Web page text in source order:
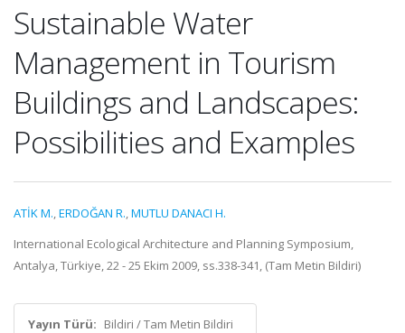
Sustainable Water
Management in Tourism
Buildings and Landscapes:
Possibilities and Examples
ATİK M.,ERDOĞAN R.,MUTLU DANACI H.
International Ecological Architecture and Planning Symposium,
Antalya, Türkiye, 22 - 25 Ekim 2009, ss.338-341, (Tam Metin Bildiri)
Yayın Türü: Bildiri / Tam Metin Bildiri